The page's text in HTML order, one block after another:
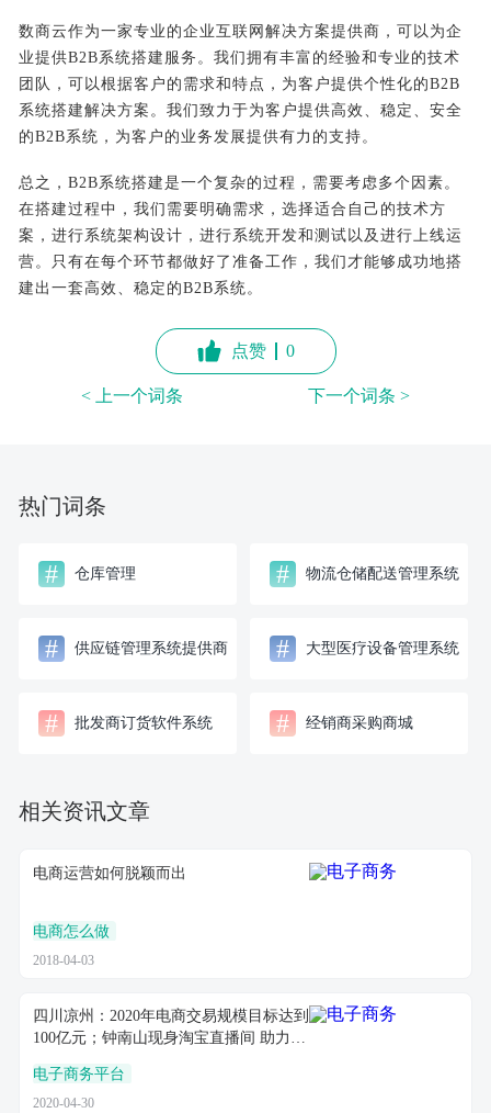
数商云作为一家专业的企业互联网解决方案提供商，可以为企
业提供B2B系统搭建服务。我们拥有丰富的经验和专业的技术
团队，可以根据客户的需求和特点，为客户提供个性化的B2B
系统搭建解决方案。我们致力于为客户提供高效、稳定、安全
的B2B系统，为客户的业务发展提供有力的支持。
总之，B2B系统搭建是一个复杂的过程，需要考虑多个因素。
在搭建过程中，我们需要明确需求，选择适合自己的技术方
案，进行系统架构设计，进行系统开发和测试以及进行上线运
营。只有在每个环节都做好了准备工作，我们才能够成功地搭
建出一套高效、稳定的B2B系统。
点赞 0
< 上一个词条 下一个词条 >
热门词条
# 仓库管理 # 物流仓储配送管理系统
# 供应链管理系统提供商 # 大型医疗设备管理系统
# 批发商订货软件系统 # 经销商采购商城
相关资讯文章
电商运营如何脱颖而出
电商怎么做
2018-04-03
四川凉州：2020年电商交易规模目标达到
100亿元；钟南山现身淘宝直播间 助力贵
电子商务平台
2020-04-30